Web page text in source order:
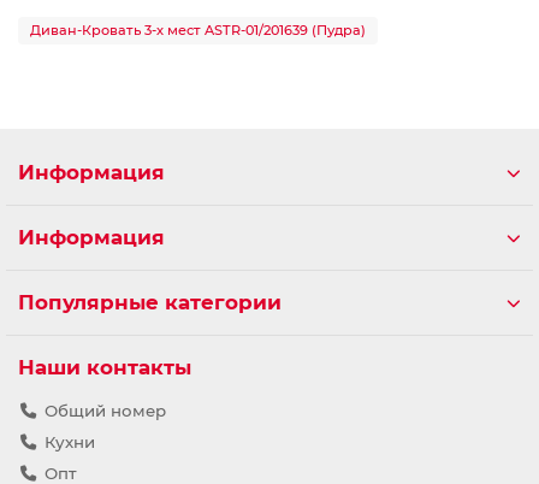
Диван-Кровать 3-х мест ASTR-01/201639 (Пудра)
Информация
Информация
Популярные категории
Наши контакты
Общий номер
Кухни
Опт